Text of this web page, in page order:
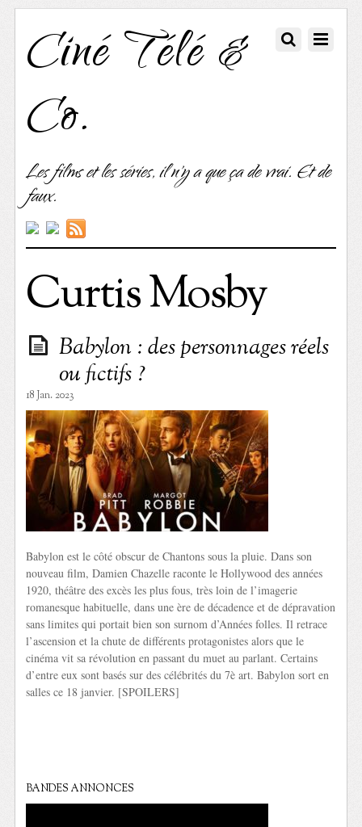
Ciné Télé &
Co.
Les films et les séries, il n'y a que ça de vrai. Et de
faux.
Curtis Mosby
Babylon : des personnages réels
ou fictifs ?
18 Jan. 2023
Babylon est le côté obscur de Chantons sous la pluie. Dans son
nouveau film, Damien Chazelle raconte le Hollywood des années
1920, théâtre des excès les plus fous, très loin de l’imagerie
romanesque habituelle, dans une ère de décadence et de dépravation
sans limites qui portait bien son surnom d’Années folles. Il retrace
l’ascension et la chute de différents protagonistes alors que le
cinéma vit sa révolution en passant du muet au parlant. Certains
d’entre eux sont basés sur des célébrités du 7è art. Babylon sort en
salles ce 18 janvier. [SPOILERS]
BANDES ANNONCES